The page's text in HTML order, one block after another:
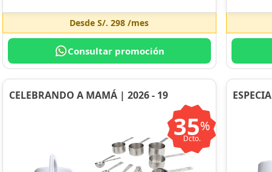
DesdeS/. 298 /mes
Consultar promoción
CELEBRANDO A MAMÁ | 2026 - 19
35%
Dcto.